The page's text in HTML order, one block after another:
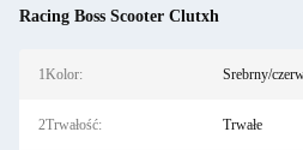
Racing Boss Scooter Clutxh
1Kolor: Srebrny/
2Trwałość: Trwałe